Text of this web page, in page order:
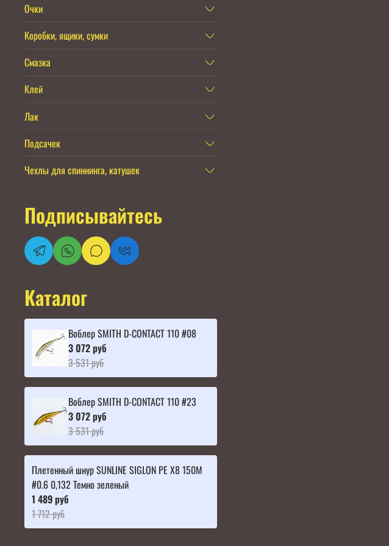
Очки
Коробки, ящики, сумки
Смазка
Клей
Лак
Подсачек
Чехлы для спиннинга, катушек
Подписывайтесь
Каталог
Воблер SMITH D-CONTACT 110 #08
3 072 руб
3 531 руб
Воблер SMITH D-CONTACT 110 #23
3 072 руб
3 531 руб
Плетенный шнур SUNLINE SIGLON PE X8 150M
#0.6 0,132 Темно зеленый
1 489 руб
1 712 руб